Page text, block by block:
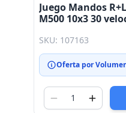
Juego Mandos
M500 10x3 30
SKU: 107163
Oferta por